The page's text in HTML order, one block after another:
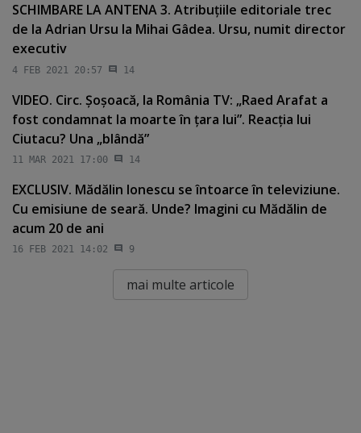
SCHIMBARE LA ANTENA 3. Atribuţiile editoriale trec
de la Adrian Ursu la Mihai Gâdea. Ursu, numit director
executiv
4 FEB 2021 20:57 14
VIDEO. Circ. Şoşoacă, la România TV: „Raed Arafat a
fost condamnat la moarte în ţara lui”. Reacţia lui
Ciutacu? Una „blândă”
11 MAR 2021 17:00 14
EXCLUSIV. Mădălin Ionescu se întoarce în televiziune.
Cu emisiune de seară. Unde? Imagini cu Mădălin de
acum 20 de ani
16 FEB 2021 14:02 9
mai multe articole